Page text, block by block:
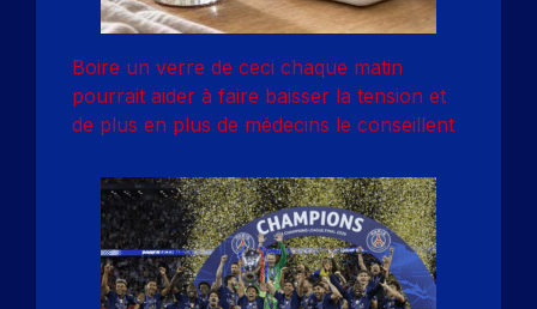
Boire un verre de ceci chaque matin
pourrait aider à faire baisser la tension et
de plus en plus de médecins le conseillent